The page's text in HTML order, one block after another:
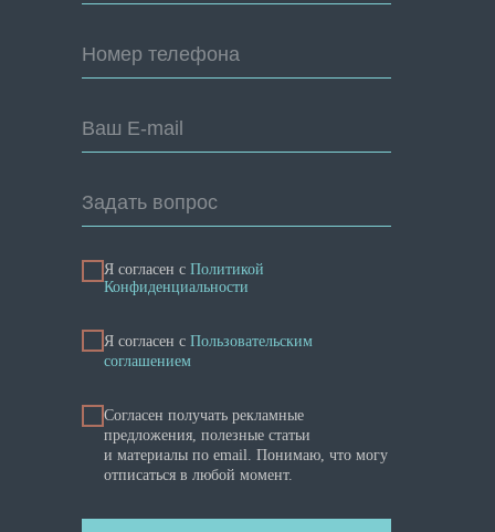
Номер телефона
Ваш E-mail
Задать вопрос
Я согласен с Политикой
Конфиденциальности
Я cогласен с Пользовательским
соглашением
Согласен получать рекламные
предложения, полезные статьи
и материалы по email. Понимаю, что могу
отписаться в любой момент.